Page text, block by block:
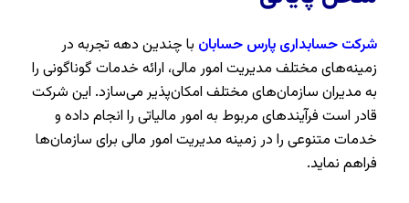
شرکت حسابداری پارس حسابان با چندین دهه تجربه در
زمینه‌های مختلف مدیریت امور مالی، ارائه خدمات گوناگونی را
به مدیران سازمان‌های مختلف امکان‌پذیر می‌سازد. این شرکت
قادر است فرآیندهای مربوط به امور مالیاتی را انجام داده و
خدمات متنوعی را در زمینه مدیریت امور مالی برای سازمان‌ها
فراهم نماید.